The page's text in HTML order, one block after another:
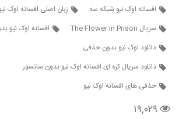
دانلود قسمت
زیرنویس فارسی HD
41
قسمت 48 افسانه
افسانه اوک نیو شبکه سه
زبان اصلی افسانه اوک
سریال The Flower in Prison
افسانه اوک نیو
دانلود اوک نیو بدون حذفی
دانلود سریال کره ای افسانه اوک نیو بدون سانسور
حذفی های افسانه اوک نیو
۱۹,۰۲۹